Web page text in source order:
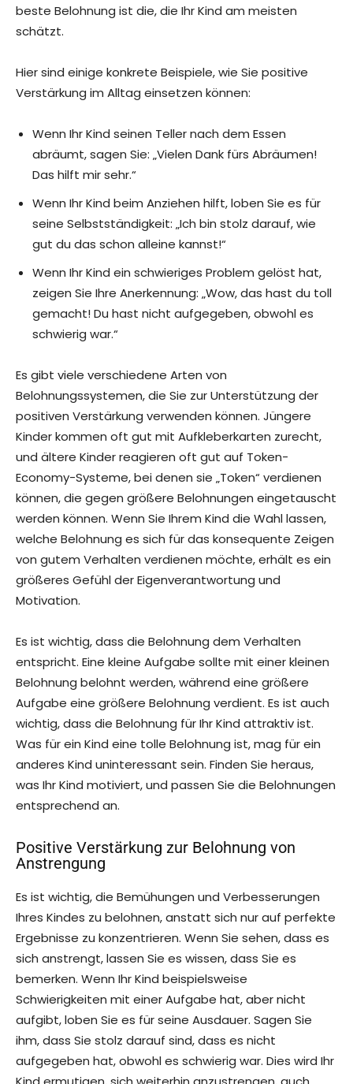
beste Belohnung ist die, die Ihr Kind am meisten
schätzt.
Hier sind einige konkrete Beispiele, wie Sie positive
Verstärkung im Alltag einsetzen können:
Wenn Ihr Kind seinen Teller nach dem Essen
abräumt, sagen Sie: „Vielen Dank fürs Abräumen!
Das hilft mir sehr.“
Wenn Ihr Kind beim Anziehen hilft, loben Sie es für
seine Selbstständigkeit: „Ich bin stolz darauf, wie
gut du das schon alleine kannst!“
Wenn Ihr Kind ein schwieriges Problem gelöst hat,
zeigen Sie Ihre Anerkennung: „Wow, das hast du toll
gemacht! Du hast nicht aufgegeben, obwohl es
schwierig war.“
Es gibt viele verschiedene Arten von
Belohnungssystemen, die Sie zur Unterstützung der
positiven Verstärkung verwenden können. Jüngere
Kinder kommen oft gut mit Aufkleberkarten zurecht,
und ältere Kinder reagieren oft gut auf Token-
Economy-Systeme, bei denen sie „Token“ verdienen
können, die gegen größere Belohnungen eingetauscht
werden können. Wenn Sie Ihrem Kind die Wahl lassen,
welche Belohnung es sich für das konsequente Zeigen
von gutem Verhalten verdienen möchte, erhält es ein
größeres Gefühl der Eigenverantwortung und
Motivation.
Es ist wichtig, dass die Belohnung dem Verhalten
entspricht. Eine kleine Aufgabe sollte mit einer kleinen
Belohnung belohnt werden, während eine größere
Aufgabe eine größere Belohnung verdient. Es ist auch
wichtig, dass die Belohnung für Ihr Kind attraktiv ist.
Was für ein Kind eine tolle Belohnung ist, mag für ein
anderes Kind uninteressant sein. Finden Sie heraus,
was Ihr Kind motiviert, und passen Sie die Belohnungen
entsprechend an.
Positive Verstärkung zur Belohnung von
Anstrengung
Es ist wichtig, die Bemühungen und Verbesserungen
Ihres Kindes zu belohnen, anstatt sich nur auf perfekte
Ergebnisse zu konzentrieren. Wenn Sie sehen, dass es
sich anstrengt, lassen Sie es wissen, dass Sie es
bemerken. Wenn Ihr Kind beispielsweise
Schwierigkeiten mit einer Aufgabe hat, aber nicht
aufgibt, loben Sie es für seine Ausdauer. Sagen Sie
ihm, dass Sie stolz darauf sind, dass es nicht
aufgegeben hat, obwohl es schwierig war. Dies wird Ihr